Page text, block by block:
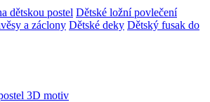
dětskou postel Dětské ložní povlečení
a záclony Dětské deky Dětský fusak do
3D motiv